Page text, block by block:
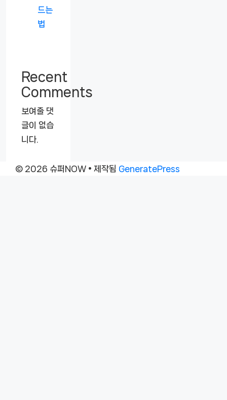
드는
법
Recent
Comments
보여줄 댓
글이 없습
니다.
© 2026 슈퍼NOW • 제작됨 GeneratePress